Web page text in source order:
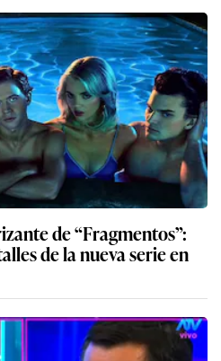
de “Fragmentos”:
de la nueva serie en